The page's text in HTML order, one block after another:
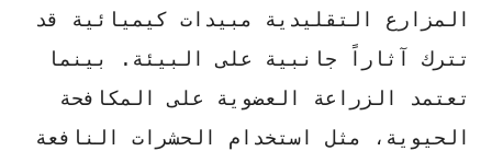
المزارع التقليدية مبيدات كيميائية قد
تترك آثاراً جانبية على البيئة. بينما
تعتمد الزراعة العضوية على
المكافحة
الحيوية ، مثل استخدام الحشرات النافعة